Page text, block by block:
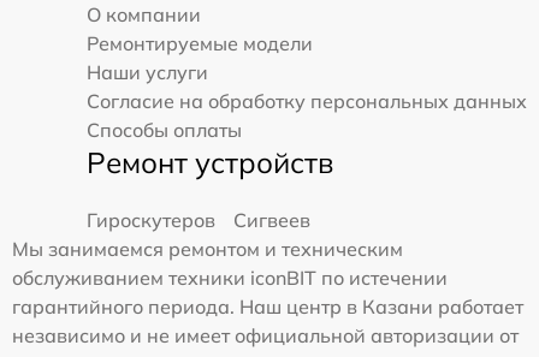
О компании
Ремонтируемые модели
Наши услуги
Согласие на обработку персональных данных
Способы оплаты
Ремонт устройств
Гироскутеров
Сигвеев
Мы занимаемся ремонтом и техническим
обслуживанием техники iconBIT по истечении
гарантийного периода. Наш центр в Казани работает
независимо и не имеет официальной авторизации от